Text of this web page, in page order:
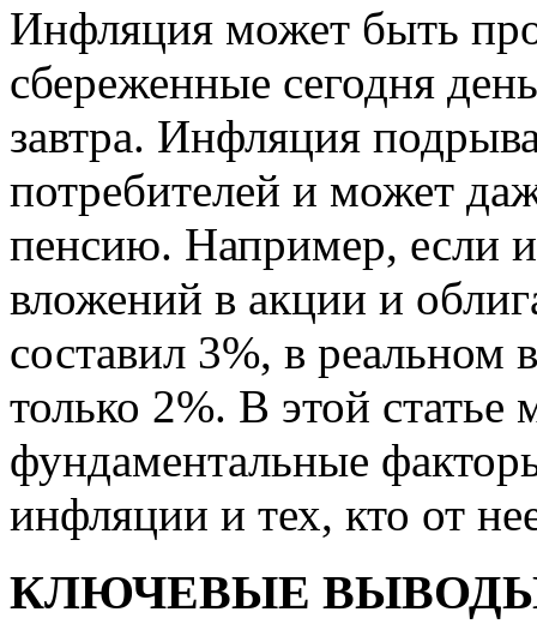
Инфляция может быть
сбереженные сегодня
завтра. Инфляция
потребителей и может
пенсию. Например, если
вложений в акции и
составил 3%, в реальном
только 2%. В этой
фундаментальные
инфляции и тех, кто от
КЛЮЧЕВЫЕ